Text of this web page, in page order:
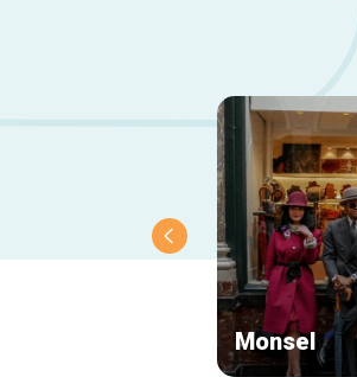
Monsel